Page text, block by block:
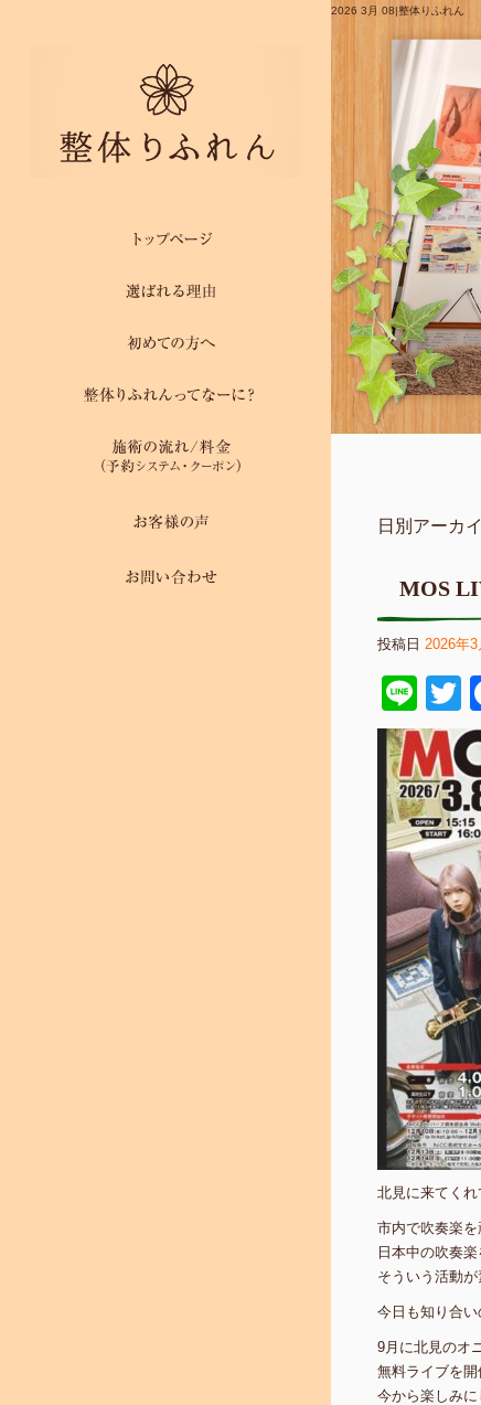
2026 3月 08|整体りふれん
日別アーカ
MOS
投稿日 2026年3
北見に来てく
市内で吹奏楽
日本中の吹奏
そういう活動
今日も知り合
9月に北見のオ
無料ライブを
今から楽しみ